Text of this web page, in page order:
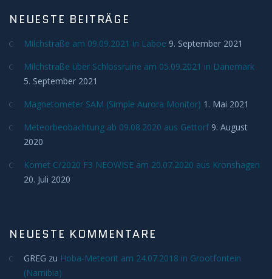
NEUESTE BEITRÄGE
Milchstraße am 09.09.2021 in Laboe 9. September 2021
Milchstraße über Schlossruine am 05.09.2021 in Dänemark
5. September 2021
Magnetometer SAM (Simple Aurora Monitor) 1. Mai 2021
Meteorbeobachtung ab 09.08.2020 aus Gettorf 9. August
2020
Komet C/2020 F3 NEOWISE am 20.07.2020 aus Kronshagen
20. Juli 2020
NEUESTE KOMMENTARE
GREG zu Hoba-Meteorit am 24.07.2018 in Grootfontein
(Namibia)